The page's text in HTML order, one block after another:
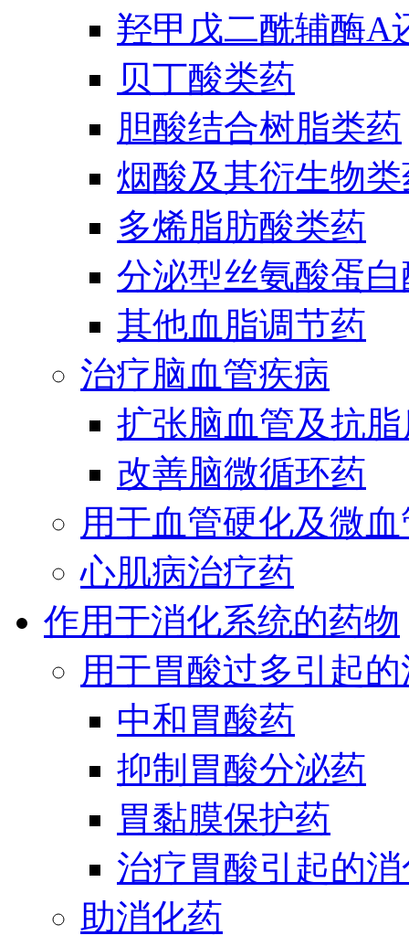
羟甲戊二酰辅酶A
贝丁酸类药
胆酸结合树脂类药
烟酸及其衍生物
多烯脂肪酸类药
分泌型丝氨酸蛋
其他血脂调节药
治疗脑血管疾病
扩张脑血管及抗
改善脑微循环药
用于血管硬化及微
心肌病治疗药
作用于消化系统的药物
用于胃酸过多引起
中和胃酸药
抑制胃酸分泌药
胃黏膜保护药
治疗胃酸引起的
助消化药